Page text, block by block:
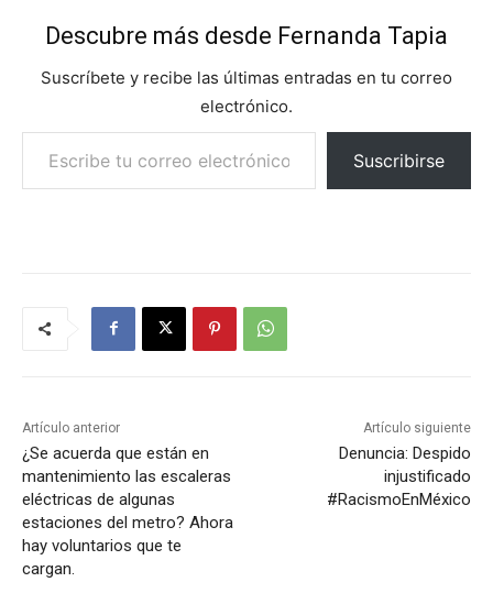
Descubre más desde Fernanda Tapia
Suscríbete y recibe las últimas entradas en tu correo
electrónico.
Escribe tu correo electrónico…
Suscribirse
Artículo anterior
¿Se acuerda que están en
mantenimiento las escaleras
eléctricas de algunas
estaciones del metro? Ahora
hay voluntarios que te
cargan.
Artículo siguiente
Denuncia: Despido
injustificado
#RacismoEnMéxico